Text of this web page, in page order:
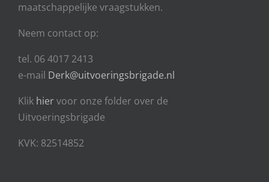
maatschappelijke vraagstukken.
Neem contact op:
tel. 06 4017 2413
e-mail Derk@uitvoeringsbrigade.nl
Klik hiervoor onze folder over de
Uitvoeringsbrigade
KVK: 82514852